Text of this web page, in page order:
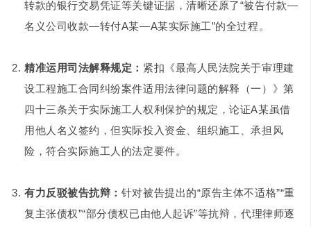
转款的银行交易凭证等关键证据，清晰还原了“被告付款—
名义公司收款—转付A某—A某实际施工”的全过程。
精准运用司法解释规定： 紧扣《最高人民法院关于审理建
设工程施工合同纠纷案件适用法律问题的解释（一）》第
四十三条关于实际施工人权利保护的规定，论证A某虽借
用他人名义签约，但实际投入资金、组织施工、承担风
险，符合实际施工人的法定要件。
有力反驳被告抗辩： 针对被告提出的“原告主体不适格”“重
复主张债权”“部分债权已由他人起诉”等抗辩，代理律师逐